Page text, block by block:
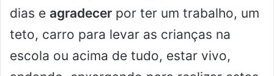
dias e agradecer por ter um trabalho, um
teto, carro para levar as crianças na
escola ou acima de tudo, estar vivo,